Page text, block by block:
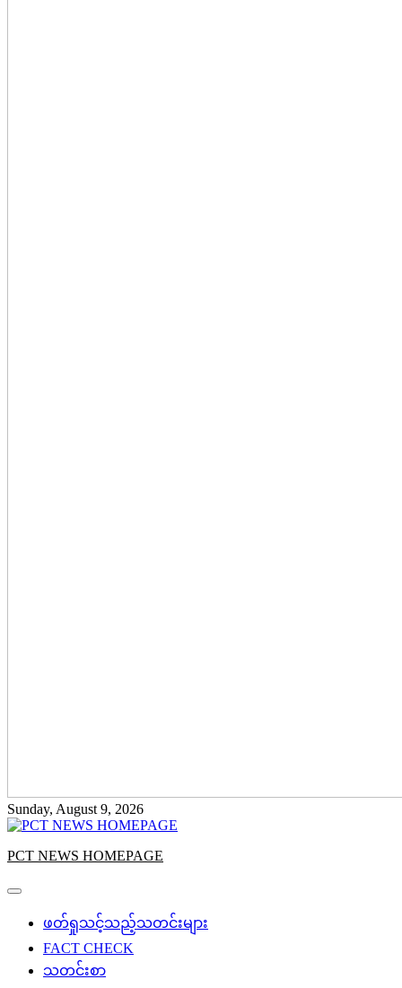
Sunday, August 9, 2026
PCT NEWS HOMEPAGE
ဖတ်ရှုသင့်သည့်သတင်းများ
FACT CHECK
သတင်းစာ